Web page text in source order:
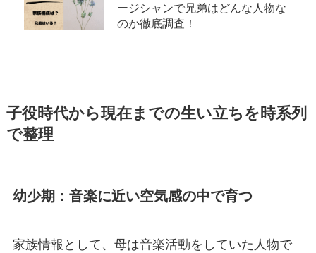
ージシャンで兄弟はどんな人物な
のか徹底調査！
子役時代から現在までの生い立ちを時系列
で整理
幼少期：音楽に近い空気感の中で育つ
家族情報として、母は音楽活動をしていた人物で